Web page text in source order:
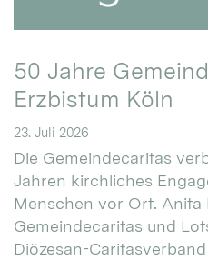
50 Jahre
Erzbistum Köln
23. Juli 2026
Die Gemeindecaritas
Jahren kirchliches
Menschen vor Ort. Anita
Gemeindecaritas und
Diözesan-